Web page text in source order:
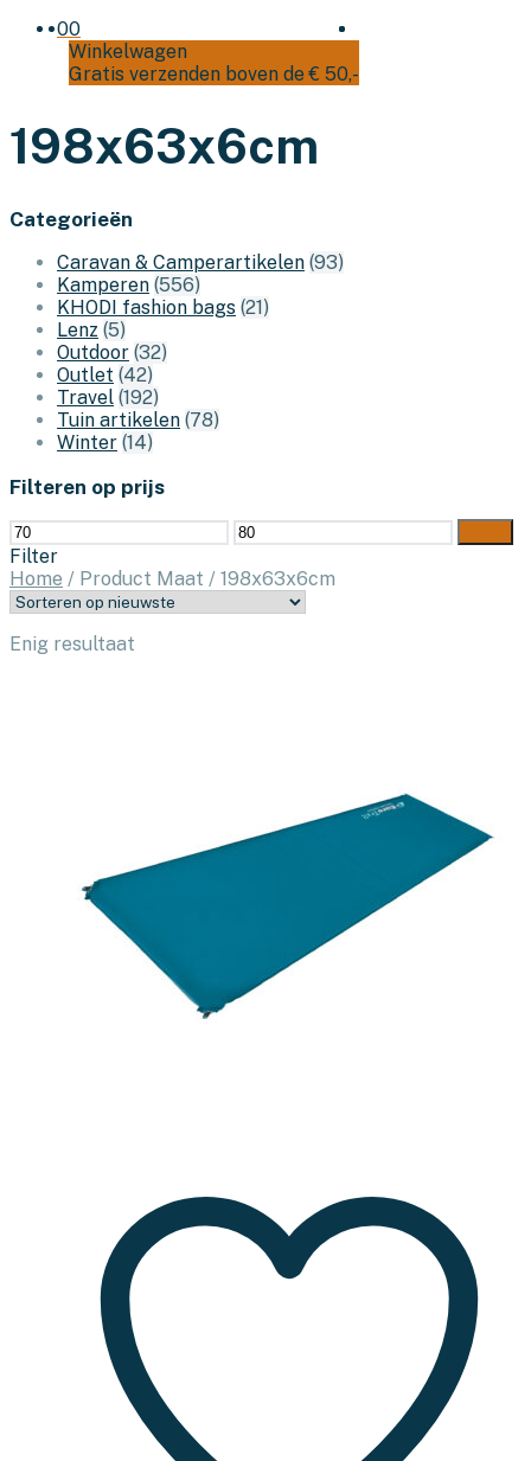
00
Winkelwagen
Gratis verzenden boven de € 50,-
198x63x6cm
Categorieën
Caravan & Camperartikelen (93)
Kamperen (556)
KHODI fashion bags (21)
Lenz (5)
Outdoor (32)
Outlet (42)
Travel (192)
Tuin artikelen (78)
Winter (14)
Filteren op prijs
Min.
prijs
Max.
prijs
Filter
Home / Product Maat / 198x63x6cm
Enig resultaat